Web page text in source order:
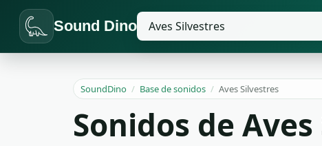
Sound Dino
SoundDino / Base de sonidos / Aves Silvestres
Sonidos de